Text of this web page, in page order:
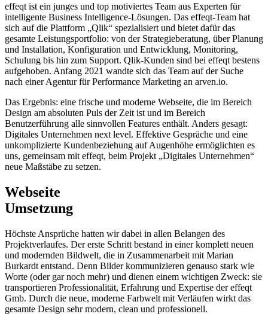
effeqt ist ein junges und top motiviertes Team aus Experten für
intelligente Business Intelligence-Lösungen. Das effeqt-Team hat
sich auf die Plattform „Qlik“ spezialisiert und bietet dafür das
gesamte Leistungsportfolio: von der Strategieberatung, über Planung
und Installation, Konfiguration und Entwicklung, Monitoring,
Schulung bis hin zum Support. Qlik-Kunden sind bei effeqt bestens
aufgehoben. Anfang 2021 wandte sich das Team auf der Suche
nach einer Agentur für Performance Marketing an arven.io.
Das Ergebnis: eine frische und moderne Webseite, die im Bereich
Design am absoluten Puls der Zeit ist und im Bereich
Benutzerführung alle sinnvollen Features enthält. Anders gesagt:
Digitales Unternehmen next level. Effektive Gespräche und eine
unkomplizierte Kundenbeziehung auf Augenhöhe ermöglichten es
uns, gemeinsam mit effeqt, beim Projekt „Digitales Unternehmen“
neue Maßstäbe zu setzen.
Webseite
Umsetzung
Höchste Ansprüche hatten wir dabei in allen Belangen des
Projektverlaufes. Der erste Schritt bestand in einer komplett neuen
und modernden Bildwelt, die in Zusammenarbeit mit Marian
Burkardt entstand. Denn Bilder kommunizieren genauso stark wie
Worte (oder gar noch mehr) und dienen einem wichtigen Zweck: sie
transportieren Professionalität, Erfahrung und Expertise der effeqt
Gmb. Durch die neue, moderne Farbwelt mit Verläufen wirkt das
gesamte Design sehr modern, clean und professionell.